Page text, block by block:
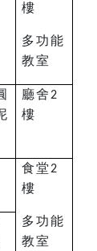
樓
多功能
教室
廳舍2
樓
食堂2
樓
多功能
教室